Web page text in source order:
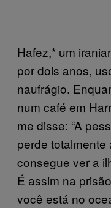
Hafez,* um
por dois anos,
naufrágio.
num café em
me disse: “A
perde
consegue ver a
É assim na
você está no